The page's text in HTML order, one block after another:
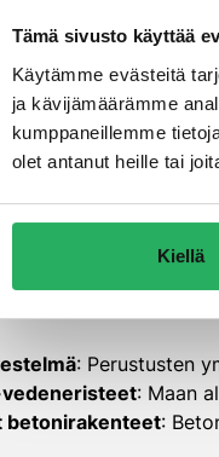
Tämä sivusto käyttää
Käytämme evästeitä
ja kävijämäärämme
kumppaneillemme
olet antanut heille tai
Kiellä
kapillaarinen
vedennousun
ja
ja
: Perustusten
: Maan
betonirakenteet: